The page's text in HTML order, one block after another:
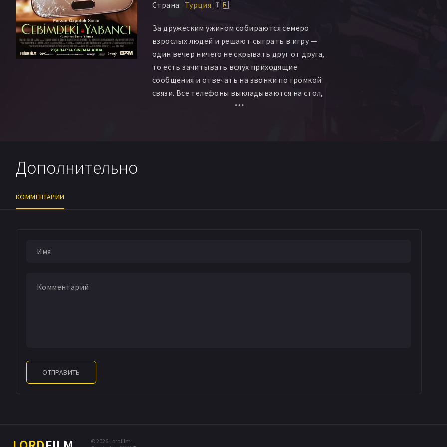
Страна: Турция 🇹🇷
За дружеским ужином собираются семеро
взрослых людей и решают сыграть в игру —
один вечер ничего не скрывать друг от друга,
то есть зачитывать вслух приходящие
сообщения и отвечать на звонки по громкой
связи. Все телефоны выкладываются на стол,
а вскоре и скелеты начинают выпадать из
Дополнительно
КОММЕНТАРИИ
ОТПРАВИТЬ
© 2026 Lordfilm